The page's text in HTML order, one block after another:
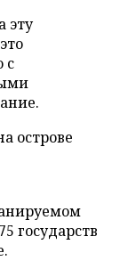
эту
с
острове
государств